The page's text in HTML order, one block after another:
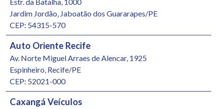
Estr. da Batalha, 1000
Jardim Jordão, Jaboatão dos Guararapes/PE
CEP: 54315-570
Auto Oriente Recife
Av. Norte Miguel Arraes de Alencar, 1925
Espinheiro, Recife/PE
CEP: 52021-000
Caxangá Veículos